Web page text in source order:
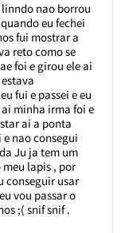
nao borrou
eu fechei
fui mostrar a
reto como se
foi e girou ele ai
fui e passei e eu
minha irma foi e
ai a ponta
nao consegui
Ju ja tem um
meu lapis , por
conseguir usar
vou passar o
;( snif snif .